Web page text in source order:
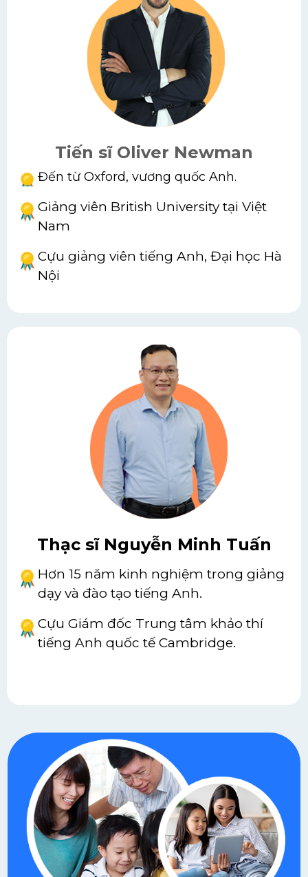
Tiến sĩ Oliver Newman
Đến từ Oxford, vương quốc Anh.
Giảng viên British University tại Việt
Nam
Cựu giảng viên tiếng Anh, Đại học Hà
Nội
Thạc sĩ Nguyễn Minh Tuấn
Hơn 15 năm kinh nghiệm trong giảng
dạy và đào tạo tiếng Anh.
Cựu Giám đốc Trung tâm khảo thí
tiếng Anh quốc tế Cambridge.